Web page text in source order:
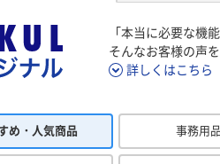
「本当に必要な機
そんなお客様の声
詳しくはこちら
め・人気商品 事務用